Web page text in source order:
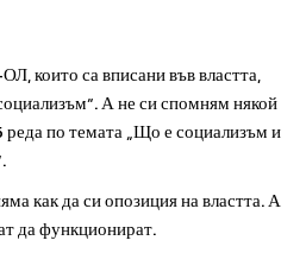
които са вписани във властта,
А не си спомням някой
реда по темата „Що е социализъм и
как да си опозиция на властта. А
да функционират.